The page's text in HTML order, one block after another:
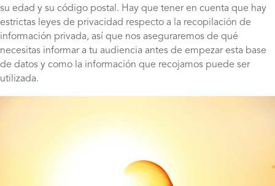
su edad y su código postal. Hay que tener en cuenta que hay
estrictas leyes de privacidad respecto a la recopilación de
información privada, así que nos aseguraremos de qué
necesitas informar a tu audiencia antes de empezar esta base
de datos y como la información que recojamos puede ser
utilizada.